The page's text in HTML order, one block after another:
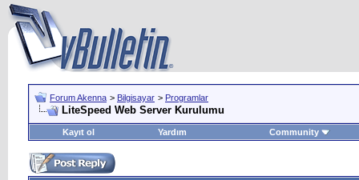
Forum Akenna > Bilgisayar > Programlar
LiteSpeed Web Server Kurulumu
Kayıt ol Yardım Community